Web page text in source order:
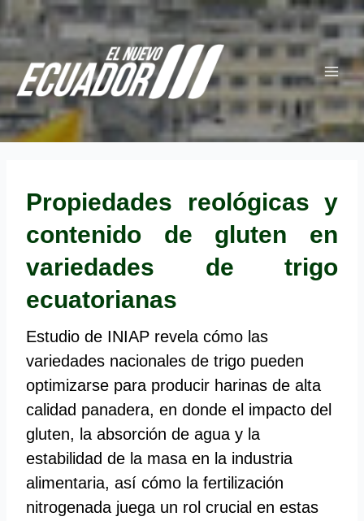
al
contenido
Main
Menu
Propiedades reológicas y
contenido de gluten en
variedades de trigo
ecuatorianas
Estudio de INIAP revela cómo las
variedades nacionales de trigo pueden
optimizarse para producir harinas de alta
calidad panadera, en donde el impacto del
gluten, la absorción de agua y la
estabilidad de la masa en la industria
alimentaria, así cómo la fertilización
nitrogenada juega un rol crucial en estas
Navegación
de